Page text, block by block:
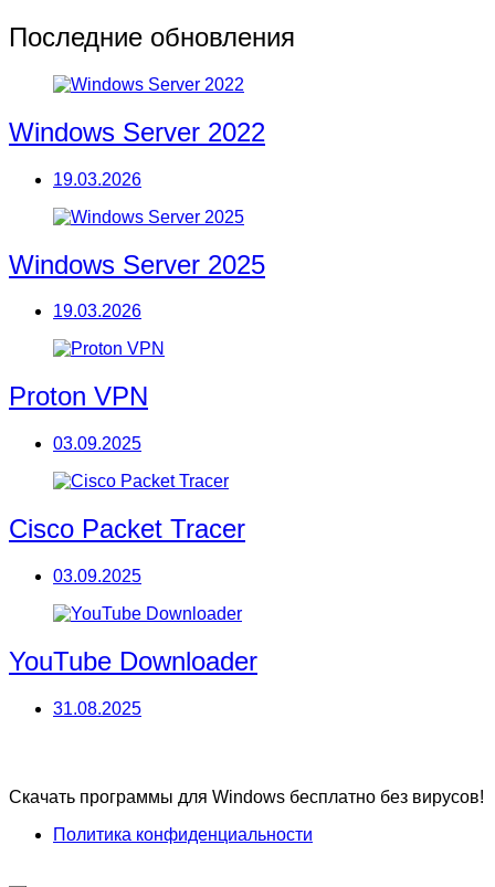
Последние обновления
Windows Server 2022
19.03.2026
Windows Server 2025
19.03.2026
Proton VPN
03.09.2025
Cisco Packet Tracer
03.09.2025
YouTube Downloader
31.08.2025
Скачать программы для Windows бесплатно без вирусов!
Политика конфиденциальности